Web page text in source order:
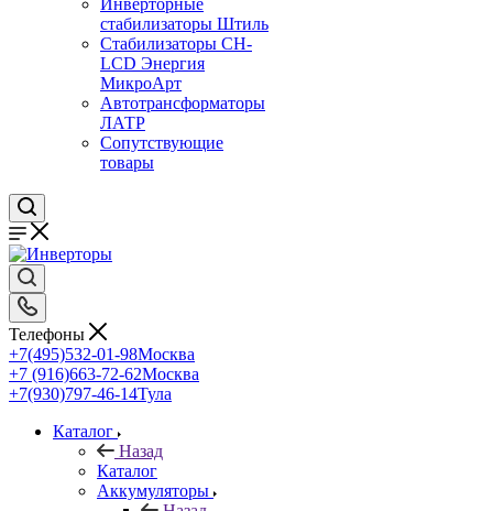
Инверторные
стабилизаторы Штиль
Стабилизаторы СН-
LCD Энepгия
МикроАрт
Автотрансформаторы
ЛАТР
Сопутствующие
товары
Телефоны
+7(495)532-01-98Москва
+7 (916)663-72-62Москва
+7(930)797-46-14Тула
Каталог
Назад
Каталог
Аккумуляторы